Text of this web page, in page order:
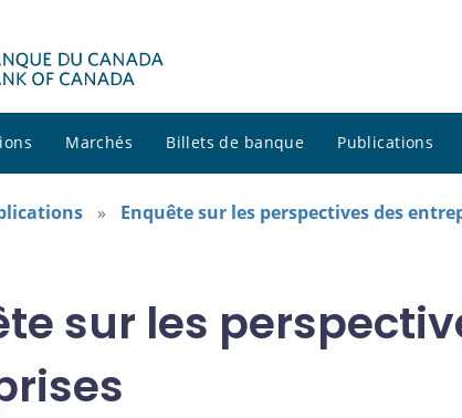
Marchés Billets de banque Publications
Enquête sur les perspectives des
sur les